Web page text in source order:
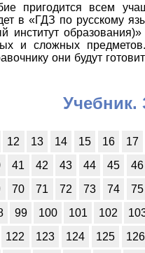
пригодится всем
в «ГДЗ по русскому
институт
и сложных
они будут
Учебник.
12 13 14 15 16 17
41 42 43 44 45 46
70 71 72 73 74 75
99 100 101 102
122 123 124 125 126